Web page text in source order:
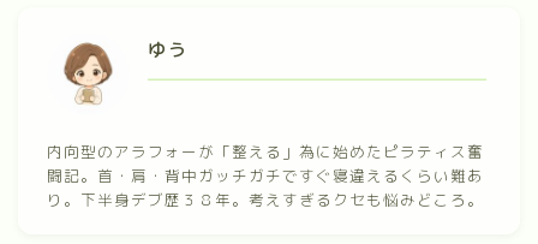
ゆう
内向型のアラフォーが「整える」為に始めたピラティス奮
闘記。首・肩・背中ガッチガチですぐ寝違えるくらい難あ
り。下半身デブ歴３８年。考えすぎるクセも悩みどころ。